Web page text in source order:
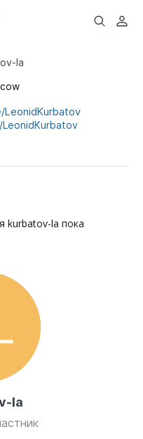
la
la
kurbatov-la пока